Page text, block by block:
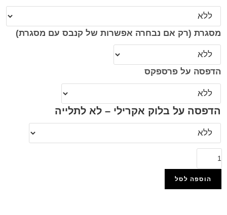
מסגרת (רק אם נבחרה אפשרות של קנבס עם מסגרת)
הדפסה על פרספקס
הדפסה על בלוק אקרילי – לא לתלייה
הוספה לסל